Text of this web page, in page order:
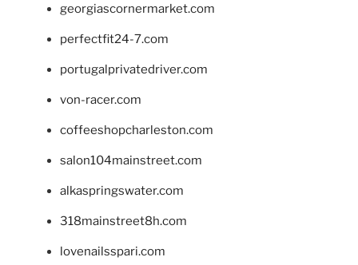
georgiascornermarket.com
perfectfit24-7.com
portugalprivatedriver.com
von-racer.com
coffeeshopcharleston.com
salon104mainstreet.com
alkaspringswater.com
318mainstreet8h.com
lovenailsspari.com